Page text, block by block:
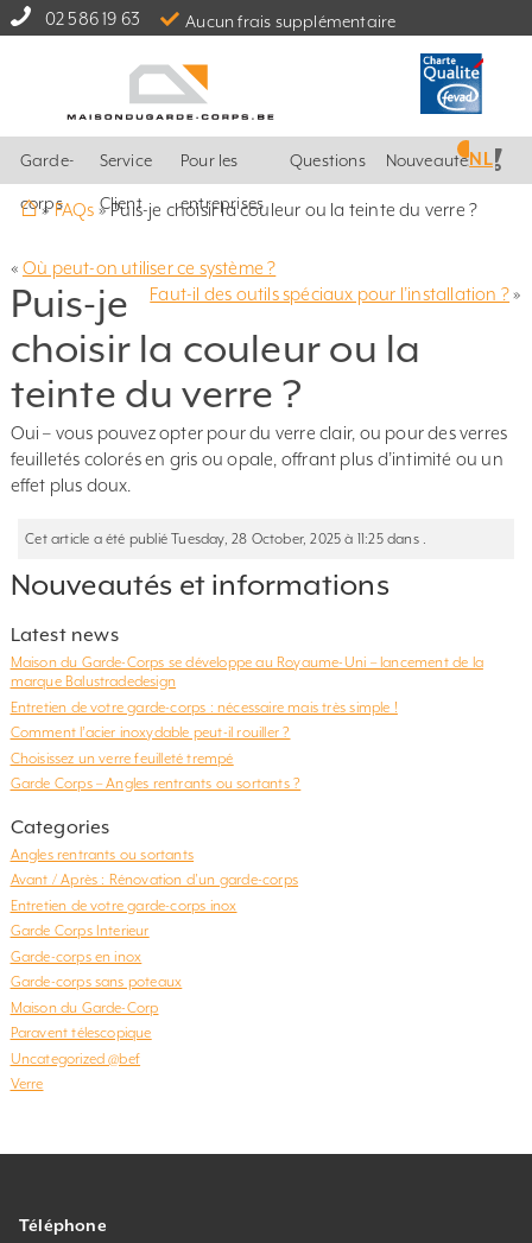
02 586 19 63 Aucun frais supplémentaire
Garde-
corps
Service
Client
Pour les
entreprises
Questions NouveautésNL
⌂»FAQs »Puis-je choisir la couleur ou la teinte du verre ?
« Où peut-on utiliser ce système ?
Faut-il des outils spéciaux pour l’installation ?»
Puis-je
choisir la couleur ou la
teinte du verre ?
Oui – vous pouvez opter pour du verre clair, ou pour des verres
feuilletés colorés en gris ou opale, offrant plus d’intimité ou un
effet plus doux.
Cet article a été publié Tuesday, 28 October, 2025 à 11:25 dans .
Nouveautés et informations
Latest news
Maison du Garde-Corps se développe au Royaume-Uni – lancement de la
marque Balustradedesign
Entretien de votre garde-corps : nécessaire mais très simple !
Comment l’acier inoxydable peut-il rouiller ?
Choisissez un verre feuilleté trempé
Garde Corps – Angles rentrants ou sortants ?
Categories
Angles rentrants ou sortants
Avant / Après : Rénovation d'un garde-corps
Entretien de votre garde-corps inox
Garde Corps Interieur
Garde-corps en inox
Garde-corps sans poteaux
Maison du Garde-Corp
Paravent télescopique
Uncategorized @bef
Verre
Téléphone